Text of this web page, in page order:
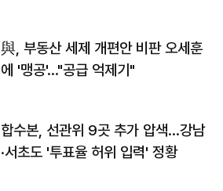
與, 부동산 세제 개편안 비판 오세훈
에 '맹공'…"공급 억제기"
합수본, 선관위 9곳 추가 압색…강남
·서초도 '투표율 허위 입력' 정황